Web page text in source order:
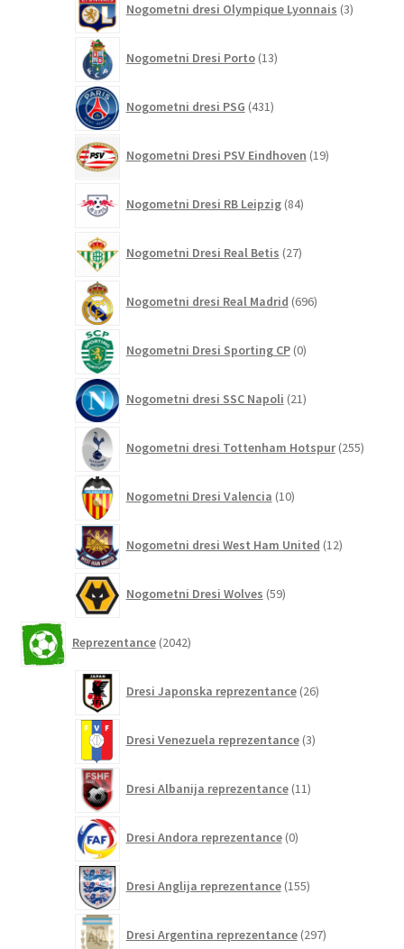
Nogometni dresi Olympique Lyonnais 3izdelki
Nogometni Dresi Porto 13izdelkov
Nogometni dresi PSG 431izdelkov
Nogometni Dresi PSV Eindhoven 19izdelkov
Nogometni Dresi RB Leipzig 84izdelkov
Nogometni Dresi Real Betis 27izdelkov
Nogometni dresi Real Madrid 696izdelkov
Nogometni Dresi Sporting CP 0izdelkov
Nogometni dresi SSC Napoli 21izdelkov
Nogometni dresi Tottenham Hotspur 255
Nogometni Dresi Valencia 10izdelkov
Nogometni dresi West Ham United 12izdelkov
Nogometni Dresi Wolves 59izdelkov
Reprezentance 2042izdelkov
Dresi Japonska reprezentance 26izdelkov
Dresi Venezuela reprezentance 3izdelki
Dresi Albanija reprezentance 11izdelkov
Dresi Andora reprezentance 0izdelkov
Dresi Anglija reprezentance 155izdelkov
Dresi Argentina reprezentance 297izdelkov